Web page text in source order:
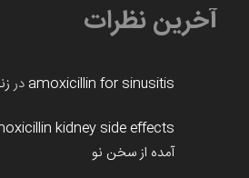
آخرین نظرات
amoxicillin for sinusitis در
kidney side effects
آمده از سخن نو